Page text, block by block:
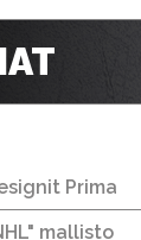
Prima
mallisto